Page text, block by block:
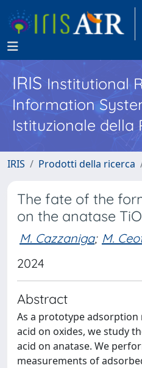
IRISInstitutional
Information
Istituzionale della
IRIS Prodotti della ricerca
The fate of the
on the anatase
M. Cazzaniga; M.
2024
Abstract
As a prototype
acid on oxides, we study
acid on anatase. We
measurements of